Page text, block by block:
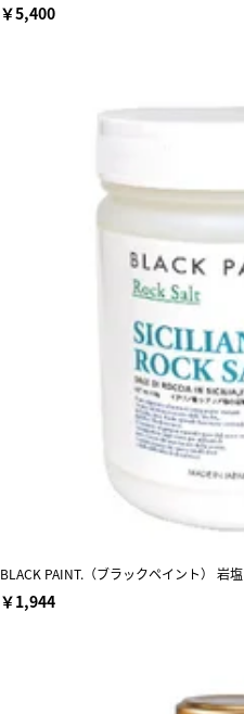
￥5,400
BLACK PAINT.（ブラックペイント） 岩塩
￥1,944